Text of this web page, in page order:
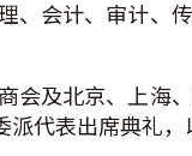
、会计、审计、
会及北京、上海
代表出席典礼，